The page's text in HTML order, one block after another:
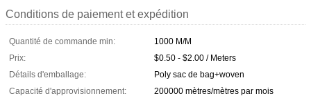
Conditions de paiement et expédition
Quantité de commande min:
1000 M/M
Prix:
$0.50 - $2.00 / Meters
Détails d'emballage:
Poly sac de bag+woven
Capacité d'approvisionnement:
200000 mètres/mètres par mois